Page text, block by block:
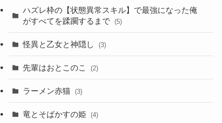
ハズレ枠の【状態異常スキル】で最強になった俺
がすべてを蹂躙するまで
(5)
怪異と乙女と神隠し (3)
先輩はおとこのこ (2)
ラーメン赤猫 (3)
竜とそばかすの姫 (4)